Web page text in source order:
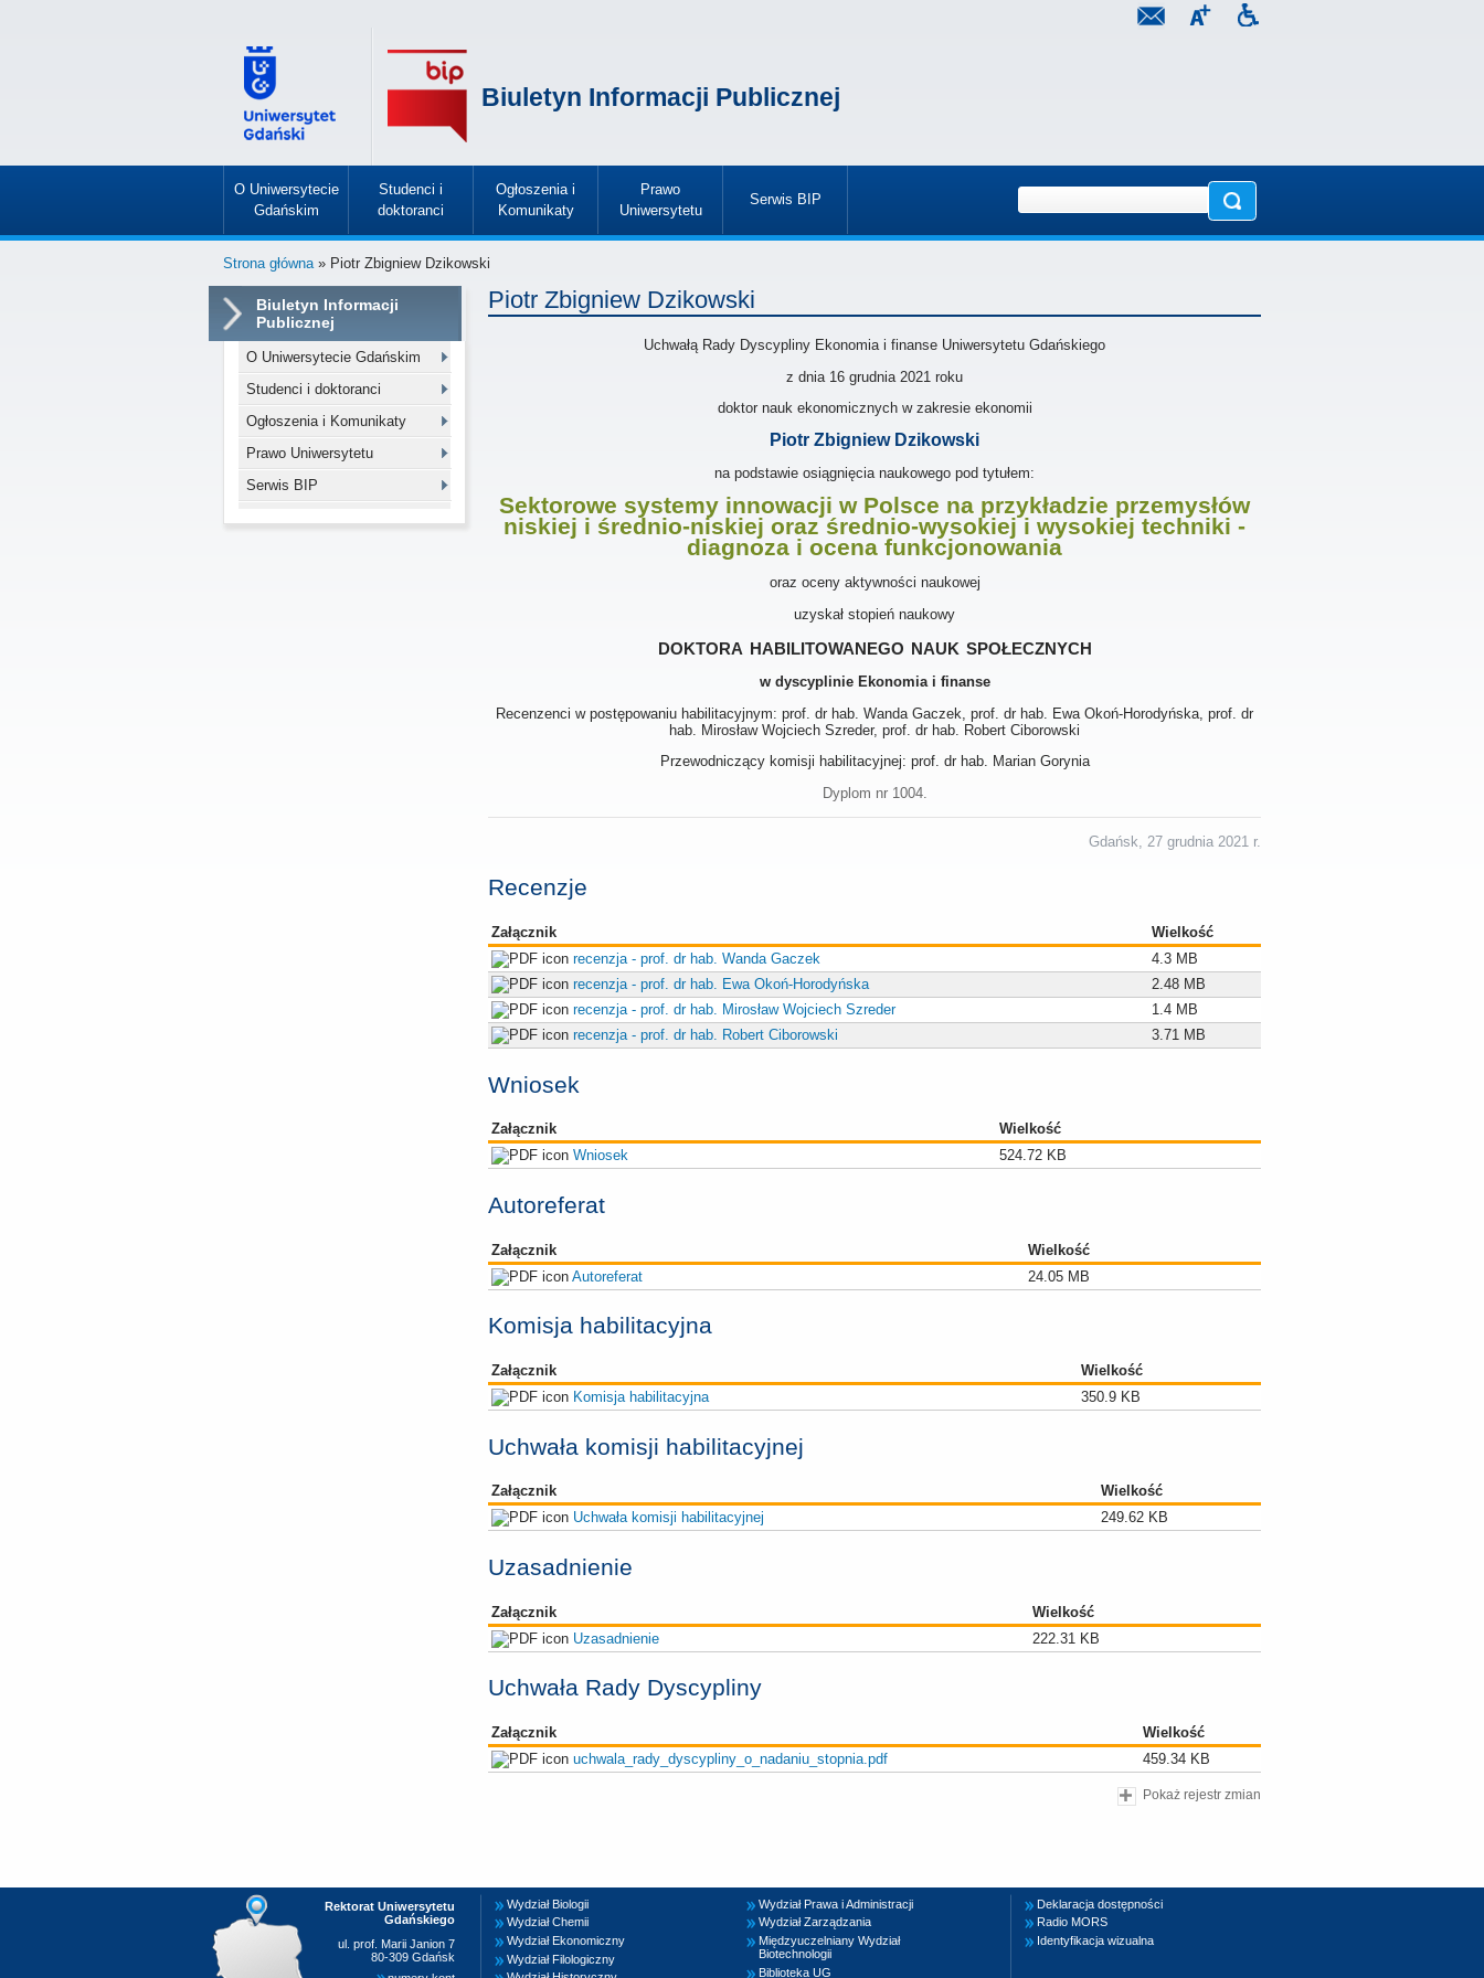
Biuletyn Informacji Publicznej
O Uniwersytecie
Gdańskim
»
Studenci i
doktoranci
»
Ogłoszenia i
Komunikaty
»
Prawo
Uniwersytetu
»
Serwis BIP
»
Strona główna» Piotr Zbigniew Dzikowski
Biuletyn Informacji
Publicznej
O Uniwersytecie Gdańskim
Studenci i doktoranci
Ogłoszenia i Komunikaty
Prawo Uniwersytetu
Serwis BIP
Piotr Zbigniew Dzikowski
Uchwałą Rady Dyscypliny Ekonomia i finanse Uniwersytetu Gdańskiego
z dnia 16 grudnia 2021 roku
doktor nauk ekonomicznych w zakresie ekonomii
Piotr Zbigniew Dzikowski
na podstawie osiągnięcia naukowego pod tytułem:
Sektorowe systemy innowacji w Polsce na przykładzie przemysłów
niskiej i średnio-niskiej oraz średnio-wysokiej i wysokiej techniki -
diagnoza i ocena funkcjonowania
oraz oceny aktywności naukowej
uzyskał stopień naukowy
doktora habilitowanego nauk społecznych
w dyscyplinie Ekonomia i finanse
Recenzenci w postępowaniu habilitacyjnym: prof. dr hab. Wanda Gaczek, prof. dr hab. Ewa Okoń-Horodyńska, prof. dr
hab. Mirosław Wojciech Szreder, prof. dr hab. Robert Ciborowski
Przewodniczący komisji habilitacyjnej: prof. dr hab. Marian Gorynia
Dyplom nr 1004.
Gdańsk, 27 grudnia 2021 r.
Recenzje
Załącznik
Wielkość
recenzja - prof. dr hab. Wanda Gaczek
4.3 MB
recenzja - prof. dr hab. Ewa Okoń-Horodyńska
2.48 MB
recenzja - prof. dr hab. Mirosław Wojciech Szreder
1.4 MB
recenzja - prof. dr hab. Robert Ciborowski
3.71 MB
Wniosek
Załącznik
Wielkość
Wniosek
524.72 KB
Autoreferat
Załącznik
Wielkość
Autoreferat
24.05 MB
Komisja habilitacyjna
Załącznik
Wielkość
Komisja habilitacyjna
350.9 KB
Uchwała komisji habilitacyjnej
Załącznik
Wielkość
Uchwała komisji habilitacyjnej
249.62 KB
Uzasadnienie
Załącznik
Wielkość
Uzasadnienie
222.31 KB
Uchwała Rady Dyscypliny
Załącznik
Wielkość
uchwala_rady_dyscypliny_o_nadaniu_stopnia.pdf
459.34 KB
Pokaż rejestr zmian
Rektorat Uniwersytetu
Gdańskiego
ul. prof. Marii Janion 7
80-309 Gdańsk
Wydział Biologii
Wydział Chemii
Wydział Ekonomiczny
Wydział Filologiczny
Wydział Prawa i Administracji
Wydział Zarządzania
Międzyuczelniany Wydział
Biotechnologii
Biblioteka UG
Deklaracja dostępności
Radio MORS
Identyfikacja wizualna